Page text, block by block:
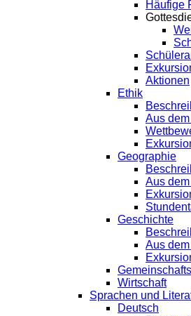
Häufige
Aktionen
Ethik
Aus
Geographie
Aus
Geschichte
Aus
Wirtschaft
Sprachen und
Deutsch